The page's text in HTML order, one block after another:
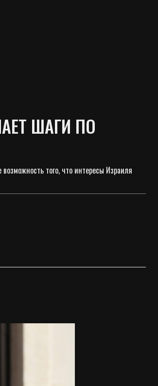
ШАГИ ПО
того, что интересы Израиля